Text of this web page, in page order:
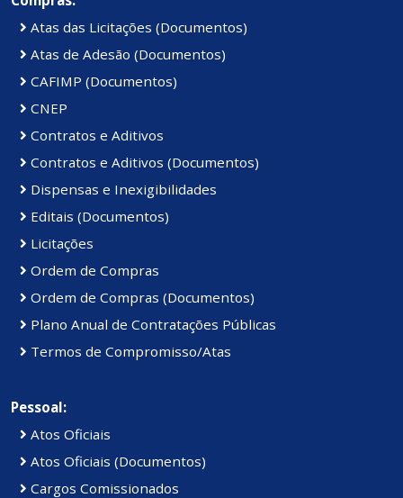
Atas das Licitações (Documentos)
Atas de Adesão (Documentos)
CAFIMP (Documentos)
CNEP
Contratos e Aditivos
Contratos e Aditivos (Documentos)
Dispensas e Inexigibilidades
Editais (Documentos)
Licitações
Ordem de Compras
Ordem de Compras (Documentos)
Plano Anual de Contratações Públicas
Termos de Compromisso/Atas
Pessoal:
Atos Oficiais
Atos Oficiais (Documentos)
Cargos Comissionados